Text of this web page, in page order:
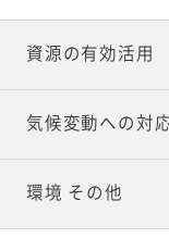
資源の有効活用
気候変動への対
環境 その他